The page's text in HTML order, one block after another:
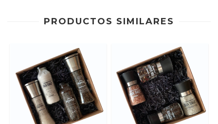
PRODUCTOS SIMILARES